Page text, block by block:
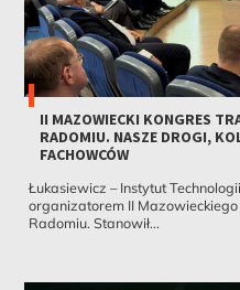
II MAZOWIECKI KONGRES
RADOMIU. NASZE DROGI,
FACHOWCÓW
Łukasiewicz – Instytut
organizatorem II
Radomiu. Stanowił...